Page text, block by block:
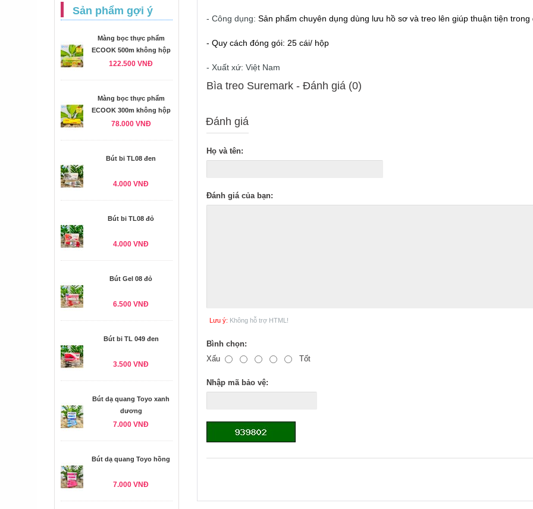
Sản phẩm gợi ý
Màng bọc thực phẩm
ECOOK 500m không hộp
122.500 VNĐ
Màng bọc thực phẩm
ECOOK 300m không hộp
78.000 VNĐ
Bút bi TL08 đen
4.000 VNĐ
Bút bi TL08 đỏ
4.000 VNĐ
Bút Gel 08 đỏ
6.500 VNĐ
Bút bi TL 049 đen
3.500 VNĐ
Bút dạ quang Toyo xanh
dương
7.000 VNĐ
Bút dạ quang Toyo hồng
7.000 VNĐ
- Công dụng: Sản phẩm chuyên dụng dùng lưu hồ sơ và treo lên giúp thuận tiện trong
- Quy cách đóng gói: 25 cái/ hộp
- Xuất xứ: Việt Nam
Bìa treo Suremark - Ðánh giá (0)
Đánh giá
Họ và tên:
Đánh giá của bạn:
Lưu ý: Không hỗ trợ HTML!
Bình chọn:
Xấu
Tốt
Nhập mã bảo vệ: